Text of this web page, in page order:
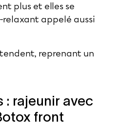
plus et elles se
appelé aussi
reprenant un
: rajeunir avec
front